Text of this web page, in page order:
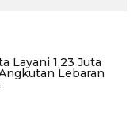
Layani 1,23 Juta
Lebaran